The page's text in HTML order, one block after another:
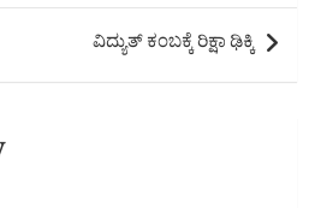
ವಿದ್ಯುತ್‌ ಕಂಬಕ್ಕೆ ರಿಕ್ಷಾ ಢಿಕ್ಕಿ